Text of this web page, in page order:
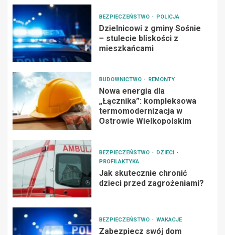
BEZPIECZEŃSTWO POLICJA
Dzielnicowi z gminy Sośnie
– stulecie bliskości z
mieszkańcami
BUDOWNICTWO REMONTY
Nowa energia dla
„Łącznika”: kompleksowa
termomodernizacja w
Ostrowie Wielkopolskim
BEZPIECZEŃSTWO
DZIECI
PROFILAKTYKA
Jak skutecznie chronić
dzieci przed zagrożeniami?
BEZPIECZEŃSTWO WAKACJE
Zabezpiecz swój dom